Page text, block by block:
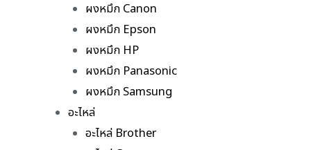
ผงหมึก Canon
ผงหมึก Epson
ผงหมึก HP
ผงหมึก Panasonic
ผงหมึก Samsung
อะไหล่
อะไหล่ Brother